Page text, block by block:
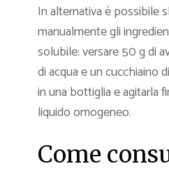
In alternativa è possibile
manualmente gli
solubile: versare 50 g di
di acqua e un cucchiaino
in una bottiglia e agitarla
liquido omogeneo.
Come